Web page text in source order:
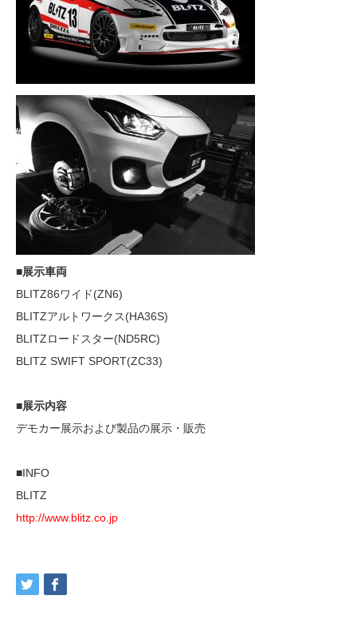
■展示車両
BLITZ86ワイド(ZN6)
BLITZアルトワークス(HA36S)
BLITZロードスター(ND5RC)
BLITZ SWIFT SPORT(ZC33)
■展示内容
デモカー展示および製品の展示・販売
■INFO
BLITZ
http://www.blitz.co.jp